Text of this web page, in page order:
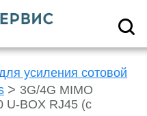
усиления сотовой
> 3G/4G MIMO
U-BOX RJ45 (с